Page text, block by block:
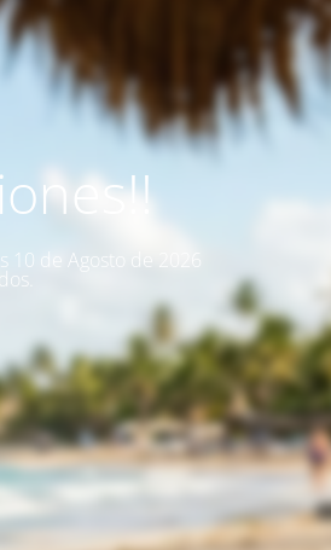
de Agosto de 2026